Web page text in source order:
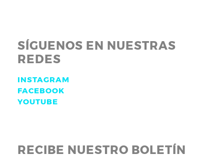
SÍGUENOS EN NUESTRAS
REDES
INSTAGRAM
FACEBOOK
YOUTUBE
RECIBE NUESTRO BOLETÍN